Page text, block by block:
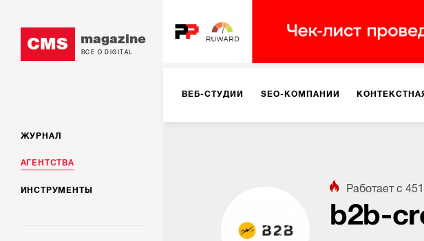
CMS magazine
ВСЕ О DIGITAL
ЖУРНАЛ
АГЕНТСТВА
ИНСТРУМЕНТЫ
ВЕБ-СТУДИИ SEO-КОМПАНИИ
РЕКЛАМА НА ИНТЕРНЕТ-ПЛОЩАДКАХ
Работает с451
b2b-